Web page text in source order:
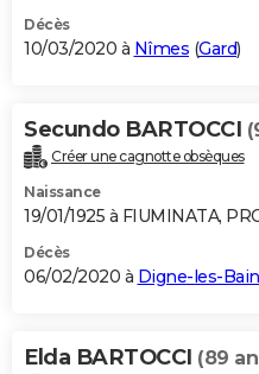
Décès
10/03/2020 à Nîmes (Gard)
Secundo BARTOCCI
Créer une cagnotte obsèques
Naissance
19/01/1925 à FIUMINATA,
Décès
06/02/2020 à Digne-les-
Elda BARTOCCI (89